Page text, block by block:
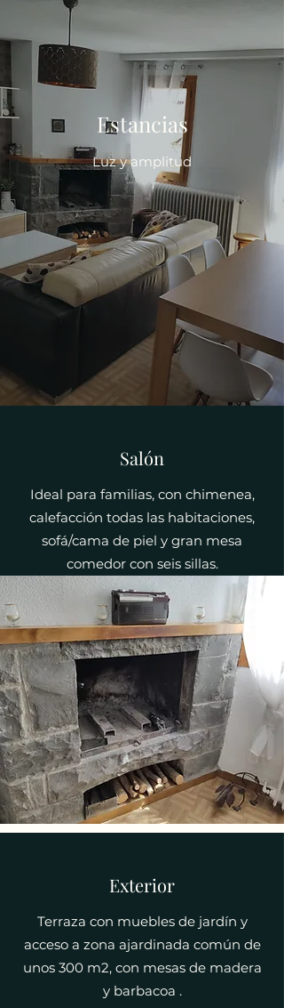
Estancias
Luz y amplitud
Salón
Ideal para familias, con chimenea,
calefacción todas las habitaciones,
sofá/cama de piel y gran mesa
comedor con seis sillas.
Exterior
Terraza con muebles de jardín y
acceso a zona ajardinada común de
unos 300 m2, con mesas de madera
y barbacoa .